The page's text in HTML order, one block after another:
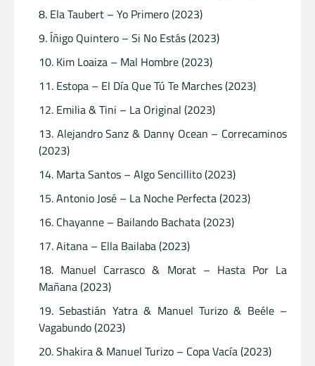
Ela Taubert – Yo Primero (2023)
Íñigo Quintero – Si No Estás (2023)
Kim Loaiza – Mal Hombre (2023)
Estopa – El Día Que Tú Te Marches (2023)
Emilia & Tini – La Original (2023)
Alejandro Sanz & Danny Ocean – Correcaminos
(2023)
Marta Santos – Algo Sencillito (2023)
Antonio José – La Noche Perfecta (2023)
Chayanne – Bailando Bachata (2023)
Aitana – Ella Bailaba (2023)
Manuel Carrasco & Morat – Hasta Por La
Mañana (2023)
Sebastián Yatra & Manuel Turizo & Beéle –
Vagabundo (2023)
Shakira & Manuel Turizo – Copa Vacía (2023)